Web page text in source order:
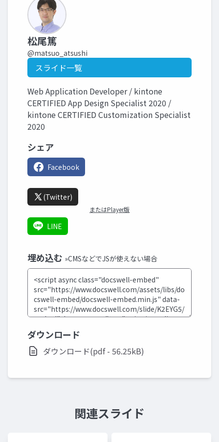
松尾篤
@matsuo_atsushi
スライド一覧
Web Application Developer / kintone
CERTIFIED App Design Specialist 2020 /
kintone CERTIFIED Customization Specialist
2020
シェア
Facebook
(Twitter)
またはPlayer版
LINE
埋め込む »CMSなどでJSが使えない場合
ダウンロード
ダウンロード(pdf - 56.25kB)
関連スライド